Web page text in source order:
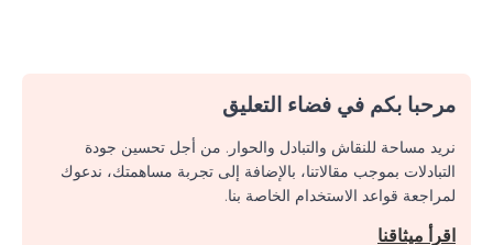
مرحبا بكم في فضاء التعليق
نريد مساحة للنقاش والتبادل والحوار. من أجل تحسين جودة
التبادلات بموجب مقالاتنا، بالإضافة إلى تجربة مساهمتك، ندعوك
لمراجعة قواعد الاستخدام الخاصة بنا.
اقرأ ميثاقنا